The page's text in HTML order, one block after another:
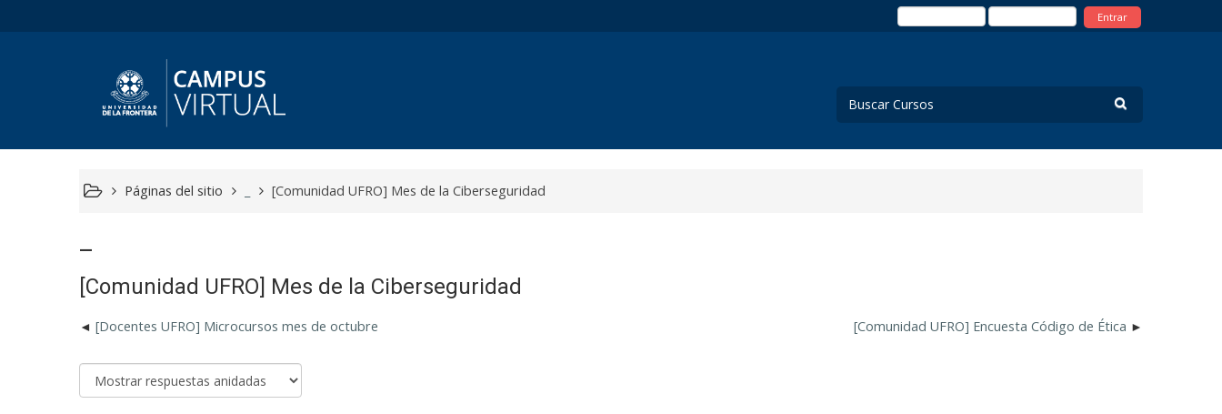
Entrar
Páginas del sitio [Comunidad UFRO] Mes de la Ciberseguridad
[Comunidad UFRO] Mes de la Ciberseguridad
[Docentes UFRO] Microcursos mes de octubre [Comunidad UFRO] Encuesta Código de Ética